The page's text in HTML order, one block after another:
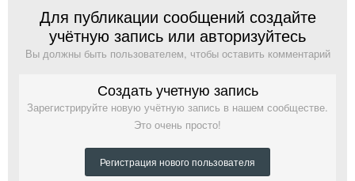
Для публикации сообщений создайте
учётную запись или авторизуйтесь
Вы должны быть пользователем, чтобы оставить комментарий
Создать учетную запись
Зарегистрируйте новую учётную запись в нашем сообществе.
Это очень просто!
Регистрация нового пользователя